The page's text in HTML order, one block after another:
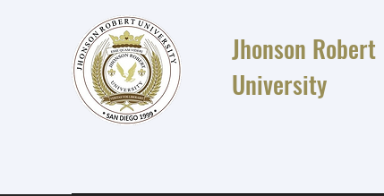
Jhonson Robert
University